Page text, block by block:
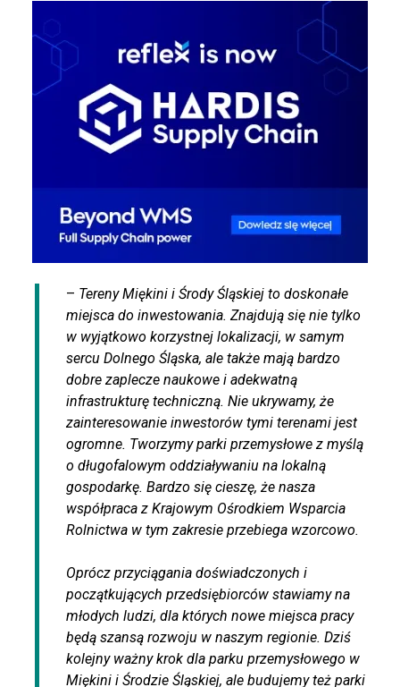
– Tereny Miękini i Środy Śląskiej to doskonałe
miejsca do inwestowania. Znajdują się nie tylko
w wyjątkowo korzystnej lokalizacji, w samym
sercu Dolnego Śląska, ale także mają bardzo
dobre zaplecze naukowe i adekwatną
infrastrukturę techniczną. Nie ukrywamy, że
zainteresowanie inwestorów tymi terenami jest
ogromne. Tworzymy parki przemysłowe z myślą
o długofalowym oddziaływaniu na lokalną
gospodarkę. Bardzo się cieszę, że nasza
współpraca z Krajowym Ośrodkiem Wsparcia
Rolnictwa w tym zakresie przebiega wzorcowo.
Oprócz przyciągania doświadczonych i
początkujących przedsiębiorców stawiamy na
młodych ludzi, dla których nowe miejsca pracy
będą szansą rozwoju w naszym regionie. Dziś
kolejny ważny krok dla parku przemysłowego w
Miękini i Środzie Śląskiej, ale budujemy też parki